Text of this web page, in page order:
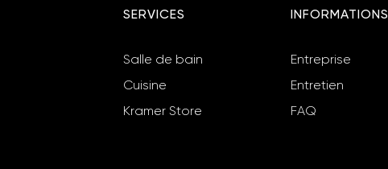
SERVICES
Salle de bain
Cuisine
Kramer Store
INFORMATIONS
Entreprise
Entretien
FAQ